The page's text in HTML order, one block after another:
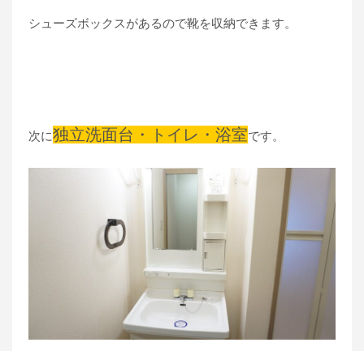
シューズボックスがあるので靴を収納できます。
次に独立洗面台・トイレ・浴室です。